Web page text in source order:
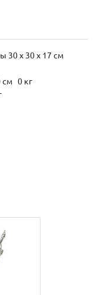
30 х 30 х 17 см
см 0 кг